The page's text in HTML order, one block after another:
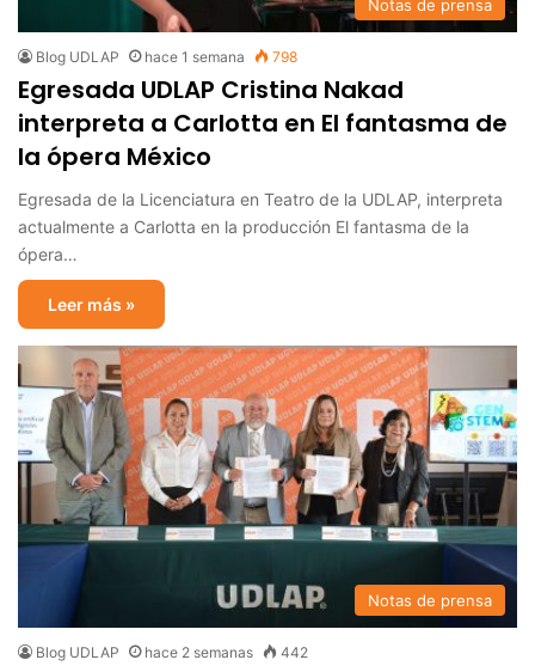
Notas de prensa
Blog UDLAP hace 1 semana 798
Egresada UDLAP Cristina Nakad
interpreta a Carlotta en El fantasma de
la ópera México
Egresada de la Licenciatura en Teatro de la UDLAP, interpreta
actualmente a Carlotta en la producción El fantasma de la
ópera…
Leer más »
Notas de prensa
Blog UDLAP hace 2 semanas 442